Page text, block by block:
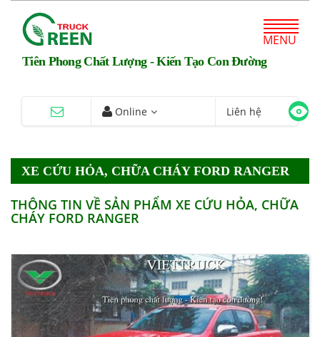
MENU
Tiên Phong Chất Lượng - Kiến Tạo Con Đường
Online Liên hệ
XE CỨU HỎA, CHỮA CHÁY FORD RANGER
THÔNG TIN VỀ SẢN PHẨM XE CỨU HỎA, CHỮA
CHÁY FORD RANGER